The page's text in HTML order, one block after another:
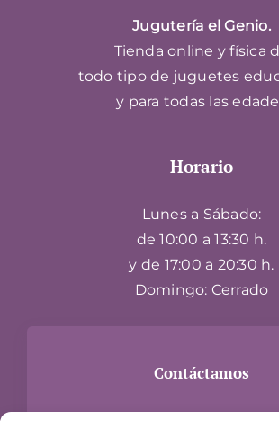
Jugutería el Genio.
Tienda online y física
todo tipo de juguetes
y para todas las
Horario
Lunes a Sábado:
de 10:00 a 13:30 h.
y de 17:00 a 20:30 h.
Domingo: Cerrado
Contáctamos